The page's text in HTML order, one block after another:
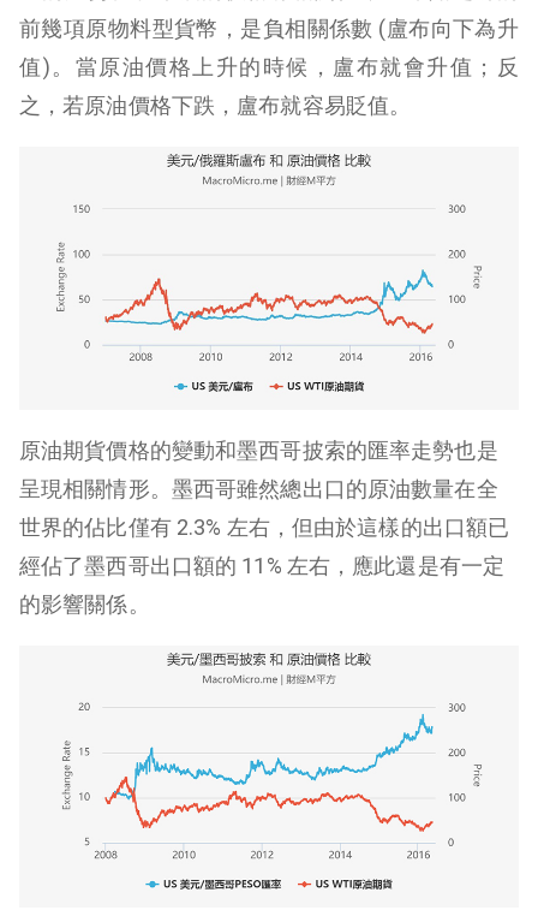
前幾項原物料型貨幣，是負相關係數 (盧布向下為升
值)。當原油價格上升的時候，盧布就會升值；反
之，若原油價格下跌，盧布就容易貶值。
原油期貨價格的變動和墨西哥披索的匯率走勢也是
呈現相關情形。墨西哥雖然總出口的原油數量在全
世界的佔比僅有 2.3% 左右，但由於這樣的出口額已
經佔了墨西哥出口額的 11% 左右，應此還是有一定
的影響關係。